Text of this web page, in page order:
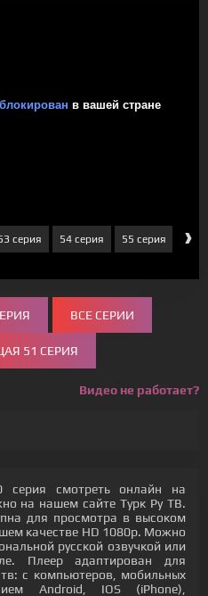
серия 54 серия 55 серия 56
›
ВСЕ СЕРИИ
51 СЕРИЯ
Видео не работает?
серия смотреть онлайн на
на нашем сайте Турк Ру ТВ.
для просмотра в высоком
качестве HD 1080p. Можно
русской озвучкой или
Плеер адаптирован для
с компьютеров, мобильных
Android, IOS (iPhone),